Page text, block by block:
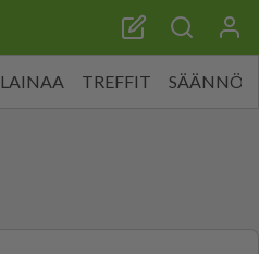
LAINAA TREFFIT SÄÄNNÖT